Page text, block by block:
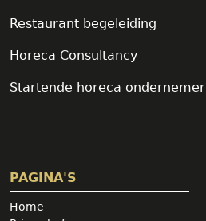
Restaurant begeleiding
Horeca Consultancy
Startende horeca ondernemer
PAGINA'S
Home